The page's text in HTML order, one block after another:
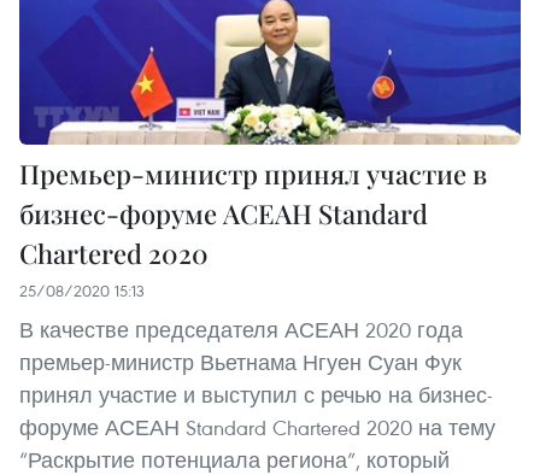
Премьер-министр принял участие в
бизнес-форуме АСЕАН Standard
Chartered 2020
25/08/2020 15:13
В качестве председателя АСЕАН 2020 года
премьер-министр Вьетнама Нгуен Суан Фук
принял участие и выступил с речью на бизнес-
форуме АСЕАН Standard Chartered 2020 на тему
“Раскрытие потенциала региона”, который